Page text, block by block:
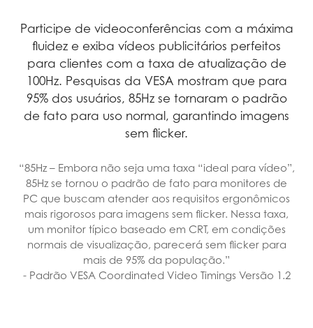
Participe de videoconferências com a máxima
fluidez e exiba vídeos publicitários perfeitos
para clientes com a taxa de atualização de
100Hz. Pesquisas da VESA mostram que para
95% dos usuários, 85Hz se tornaram o padrão
de fato para uso normal, garantindo imagens
sem flicker.
“85Hz – Embora não seja uma taxa “ideal para vídeo”,
85Hz se tornou o padrão de fato para monitores de
PC que buscam atender aos requisitos ergonômicos
mais rigorosos para imagens sem flicker. Nessa taxa,
um monitor típico baseado em CRT, em condições
normais de visualização, parecerá sem flicker para
mais de 95% da população.”
- Padrão VESA Coordinated Video Timings Versão 1.2